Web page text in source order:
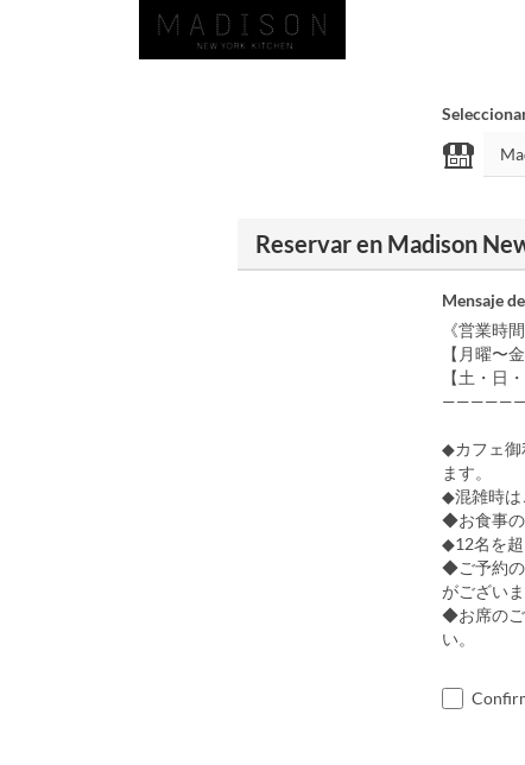
Reservar en Madison
Mensaje
《営業時間
【月曜〜
【土・日
◆カフェ御
ます。
◆混雑時は
◆お食事の
◆12名を超
◆ご予約の
がございま
◆お席のご
い。